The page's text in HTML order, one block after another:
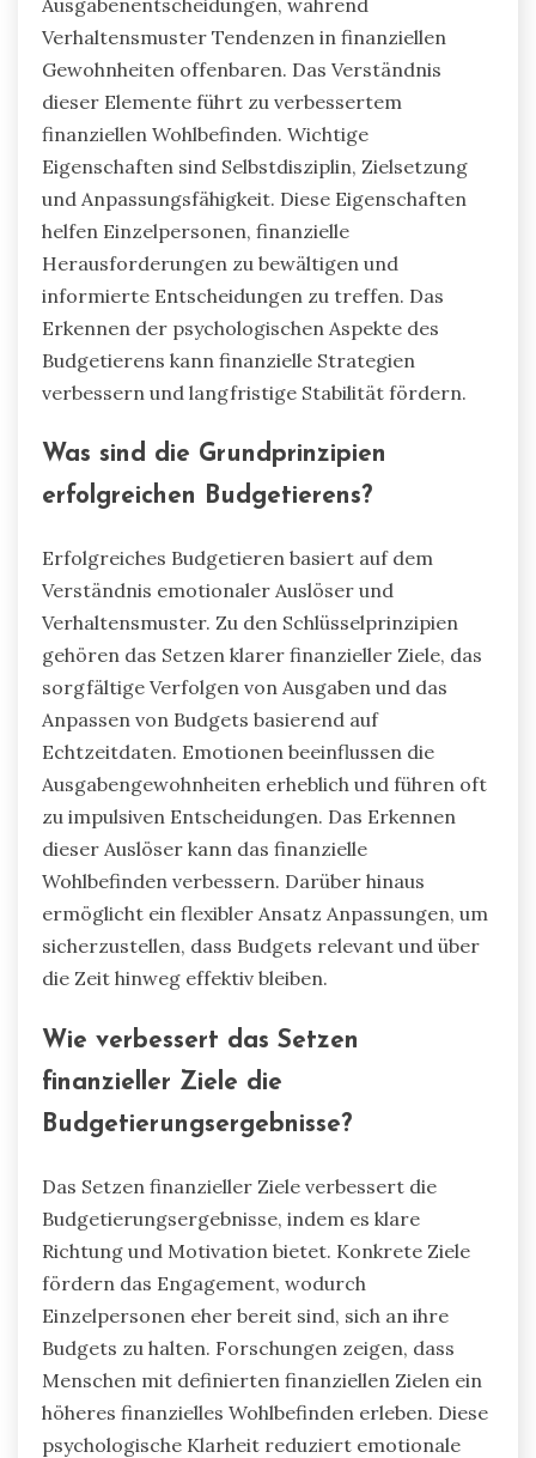
Verhaltensmuster Tendenzen in finanziellen
Gewohnheiten offenbaren. Das Verständnis
dieser Elemente führt zu verbessertem
finanziellen Wohlbefinden. Wichtige
Eigenschaften sind Selbstdisziplin, Zielsetzung
und Anpassungsfähigkeit. Diese Eigenschaften
helfen Einzelpersonen, finanzielle
Herausforderungen zu bewältigen und
informierte Entscheidungen zu treffen. Das
Erkennen der psychologischen Aspekte des
Budgetierens kann finanzielle Strategien
verbessern und langfristige Stabilität fördern.
Was sind die Grundprinzipien
erfolgreichen Budgetierens?
Erfolgreiches Budgetieren basiert auf dem
Verständnis emotionaler Auslöser und
Verhaltensmuster. Zu den Schlüsselprinzipien
gehören das Setzen klarer finanzieller Ziele, das
sorgfältige Verfolgen von Ausgaben und das
Anpassen von Budgets basierend auf
Echtzeitdaten. Emotionen beeinflussen die
Ausgabengewohnheiten erheblich und führen oft
zu impulsiven Entscheidungen. Das Erkennen
dieser Auslöser kann das finanzielle
Wohlbefinden verbessern. Darüber hinaus
ermöglicht ein flexibler Ansatz Anpassungen, um
sicherzustellen, dass Budgets relevant und über
die Zeit hinweg effektiv bleiben.
Wie verbessert das Setzen
finanzieller Ziele die
Budgetierungsergebnisse?
Das Setzen finanzieller Ziele verbessert die
Budgetierungsergebnisse, indem es klare
Richtung und Motivation bietet. Konkrete Ziele
fördern das Engagement, wodurch
Einzelpersonen eher bereit sind, sich an ihre
Budgets zu halten. Forschungen zeigen, dass
Menschen mit definierten finanziellen Zielen ein
höheres finanzielles Wohlbefinden erleben. Diese
psychologische Klarheit reduziert emotionale